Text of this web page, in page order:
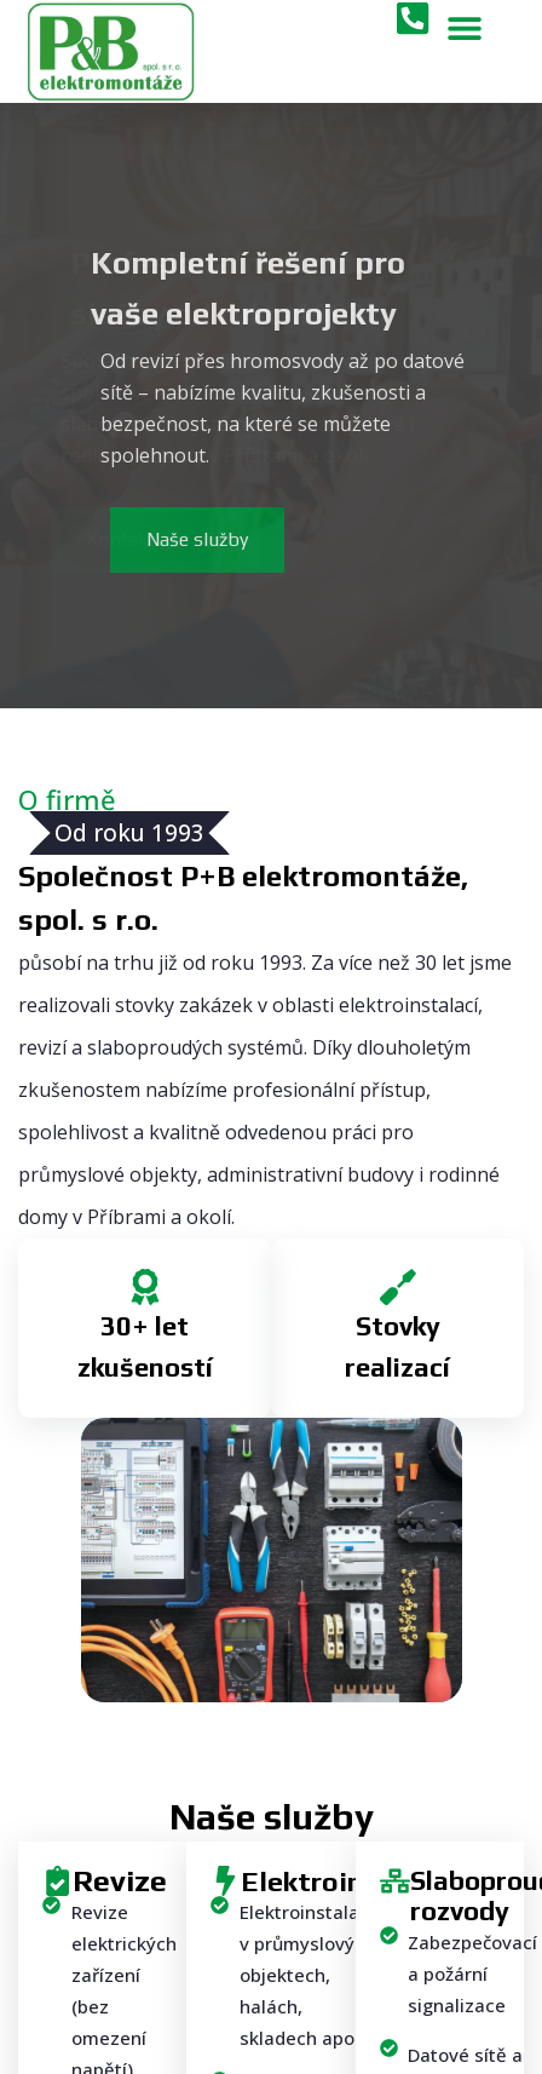
Skip
content
Kompletní řešení pro
vaše elektroprojekty
Od revizí přes hromosvody až po datové
sítě – nabízíme kvalitu, zkušenosti a
bezpečnost, na které se můžete
spolehnout.
Naše služby
O firmě
Od roku 1993
Společnost P+B elektromontáže,
spol. s r.o.
působí na trhu již od roku 1993. Za více než 30 let jsme
realizovali stovky zakázek v oblasti elektroinstalací,
revizí a slaboproudých systémů. Díky dlouholetým
zkušenostem nabízíme profesionální přístup,
spolehlivost a kvalitně odvedenou práci pro
průmyslové objekty, administrativní budovy i rodinné
domy v Příbrami a okolí.
30+ let
zkušeností
Stovky
realizací
Naše služby
Revize
Revize
elektrických
zařízení
(bez
omezení
napětí)
Elektroinstalace
Elektroinstalace
v průmyslových
objektech,
halách,
skladech apod.
rozvody
Zabezpečovací
a požární
signalizace
Datové sítě a